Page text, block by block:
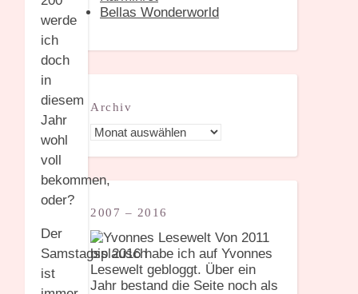
werde
ich
doch
in
diesem
Jahr
wohl
voll
bekommen,
oder?
Der
Samstagsplausch
ist
Bellas Wonderworld
Archiv
Archiv
2007 – 2016
Von 2011
bis 2016 habe ich auf Yvonnes
Lesewelt gebloggt. Über ein
Jahr bestand die Seite noch als